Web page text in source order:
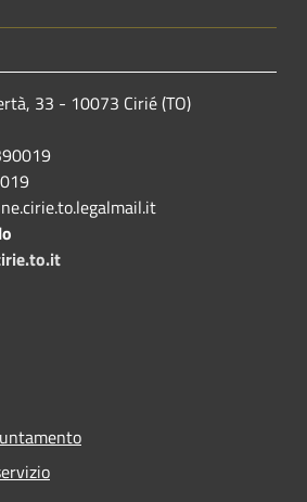
33 - 10073 Cirié (TO)